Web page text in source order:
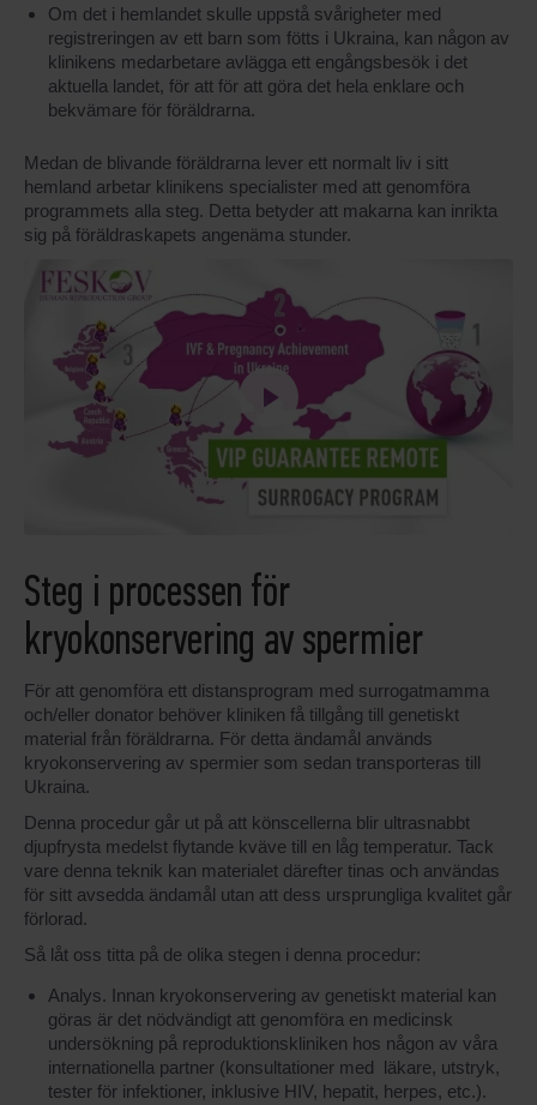
Om det i hemlandet skulle uppstå svårigheter med
registreringen av ett barn som fötts i Ukraina, kan någon av
klinikens medarbetare avlägga ett engångsbesök i det
aktuella landet, för att för att göra det hela enklare och
bekvämare för föräldrarna.
Medan de blivande föräldrarna lever ett normalt liv i sitt
hemland arbetar klinikens specialister med att genomföra
programmets alla steg. Detta betyder att makarna kan inrikta
sig på föräldraskapets angenäma stunder.
Steg i processen för
kryokonservering av spermier
För att genomföra ett distansprogram med surrogatmamma
och/eller donator behöver kliniken få tillgång till genetiskt
material från föräldrarna. För detta ändamål används
kryokonservering av spermier som sedan transporteras till
Ukraina.
Denna procedur går ut på att könscellerna blir ultrasnabbt
djupfrysta medelst flytande kväve till en låg temperatur. Tack
vare denna teknik kan materialet därefter tinas och användas
för sitt avsedda ändamål utan att dess ursprungliga kvalitet går
förlorad.
Så låt oss titta på de olika stegen i denna procedur:
Analys. Innan kryokonservering av genetiskt material kan
göras är det nödvändigt att genomföra en medicinsk
undersökning på reproduktionskliniken hos någon av våra
internationella partner (konsultationer med läkare, utstryk,
tester för infektioner, inklusive HIV, hepatit, herpes, etc.).